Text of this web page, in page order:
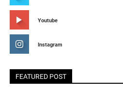
Youtube
Instagram
FEATURED POST